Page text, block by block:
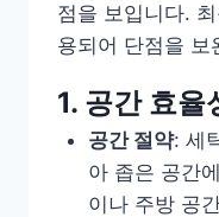
점을 보입니다.
용되어 단점을 보
1. 공간 효율
공간 절약: 세
아 좁은 공간
이나 주방 공